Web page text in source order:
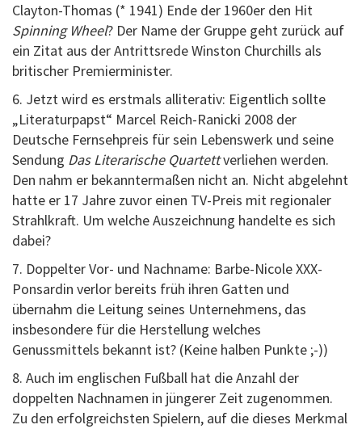
Clayton-Thomas (* 1941) Ende der 1960er den Hit
Spinning Wheel? Der Name der Gruppe geht zurück auf
ein Zitat aus der Antrittsrede Winston Churchills als
britischer Premierminister.
6. Jetzt wird es erstmals alliterativ: Eigentlich sollte
„Literaturpapst“ Marcel Reich-Ranicki 2008 der
Deutsche Fernsehpreis für sein Lebenswerk und seine
Sendung Das Literarische Quartettverliehen werden.
Den nahm er bekanntermaßen nicht an. Nicht abgelehnt
hatte er 17 Jahre zuvor einen TV-Preis mit regionaler
Strahlkraft. Um welche Auszeichnung handelte es sich
dabei?
7. Doppelter Vor- und Nachname: Barbe-Nicole XXX-
Ponsardin verlor bereits früh ihren Gatten und
übernahm die Leitung seines Unternehmens, das
insbesondere für die Herstellung welches
Genussmittels bekannt ist? (Keine halben Punkte ;-))
8. Auch im englischen Fußball hat die Anzahl der
doppelten Nachnamen in jüngerer Zeit zugenommen.
Zu den erfolgreichsten Spielern, auf die dieses Merkmal